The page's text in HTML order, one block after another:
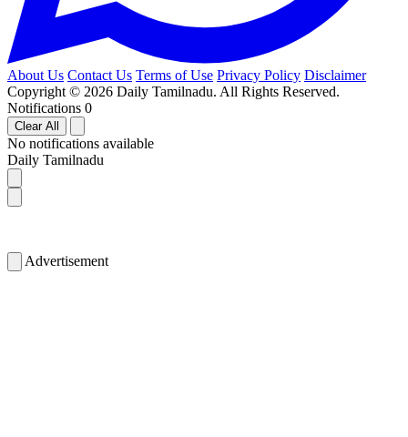
About Us Contact Us Terms of Use Privacy Policy Disclaimer
Copyright © 2026 Daily Tamilnadu. All Rights Reserved.
Notifications 0
Clear All
No notifications available
Daily Tamilnadu
Advertisement